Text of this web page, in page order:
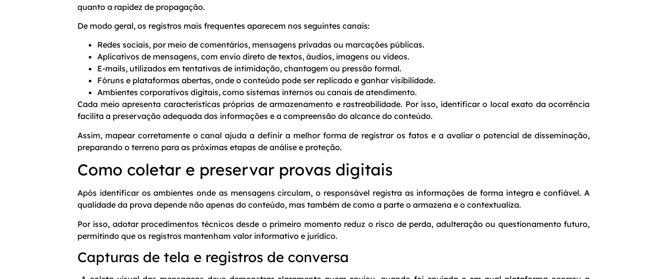
quanto a rapidez de propagação.
De modo geral, os registros mais frequentes aparecem nos seguintes canais:
Redes sociais, por meio de comentários, mensagens privadas ou marcações públicas.
Aplicativos de mensagens, com envio direto de textos, áudios, imagens ou vídeos.
E-mails, utilizados em tentativas de intimidação, chantagem ou pressão formal.
Fóruns e plataformas abertas, onde o conteúdo pode ser replicado e ganhar visibilidade.
Ambientes corporativos digitais, como sistemas internos ou canais de atendimento.
Cada meio apresenta características próprias de armazenamento e rastreabilidade. Por isso, identificar o local exato da ocorrência
facilita a preservação adequada das informações e a compreensão do alcance do conteúdo.
Assim, mapear corretamente o canal ajuda a definir a melhor forma de registrar os fatos e a avaliar o potencial de disseminação,
preparando o terreno para as próximas etapas de análise e proteção.
Como coletar e preservar provas digitais
Após identificar os ambientes onde as mensagens circulam, o responsável registra as informações de forma íntegra e confiável. A
qualidade da prova depende não apenas do conteúdo, mas também de como a parte o armazena e o contextualiza.
Por isso, adotar procedimentos técnicos desde o primeiro momento reduz o risco de perda, adulteração ou questionamento futuro,
permitindo que os registros mantenham valor informativo e jurídico.
Capturas de tela e registros de conversa